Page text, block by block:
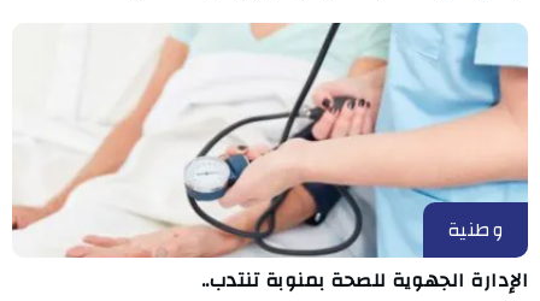
وطنية
الإدارة الجهوية للصحة بمنوبة تنتدب..